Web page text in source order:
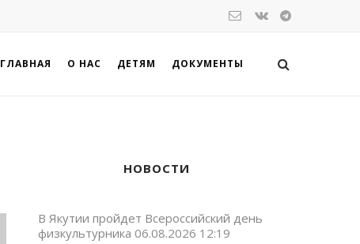
ГЛАВНАЯ О НАС ДЕТЯМ ДОКУМЕНТЫ
НОВОСТИ
В Якутии пройдет Всероссийский день
физкультурника 06.08.2026 12:19